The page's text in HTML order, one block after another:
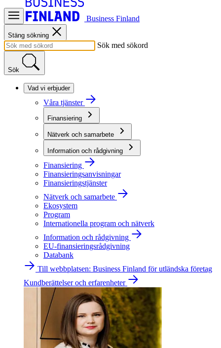
Business Finland
Stäng sökning
Sök med sökord
Sök
Vad vi erbjuder
Våra tjänster
Finansiering
Nätverk och samarbete
Information och rådgivning
Finansiering
Finansieringsanvisningar
Finansieringstjänster
Nätverk och samarbete
Ekosystem
Program
Internationella program och nätverk
Information och rådgivning
EU-finansieringsrådgivning
Databank
Till webbplatsen: Business Finland för utländska företag
Kundberättelser och erfarenheter